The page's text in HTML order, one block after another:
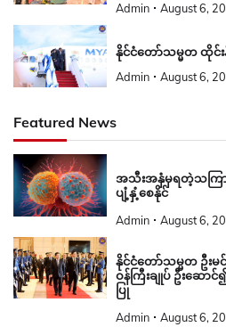
Admin August 6,
နိုင်ငံတော်သမ္မတ ထိုင်
Admin August 6,
Featured News
အသီးအနှံမှရတဲ့သကြ
ပျံ့နှံ့စေနိုင်
Admin August 6,
နိုင်ငံတော်သမ္မတ ဦး
ဝန်ကြီးချုပ် ဦးဆေ
ပြု
Admin August 6,